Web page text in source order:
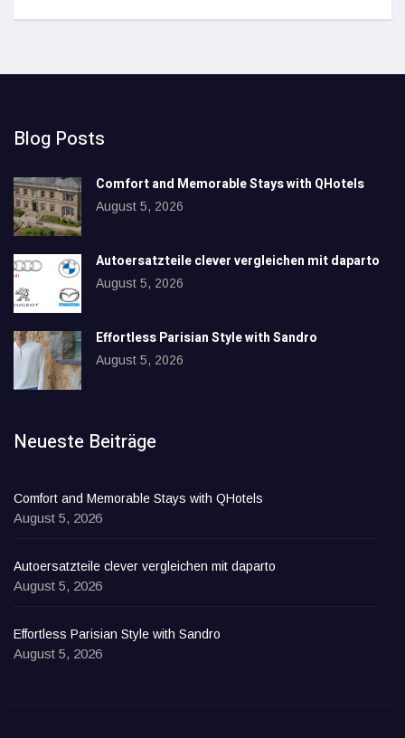
Blog Posts
Comfort and Memorable Stays with QHotels
August 5, 2026
Autoersatzteile clever vergleichen mit daparto
August 5, 2026
Effortless Parisian Style with Sandro
August 5, 2026
Neueste Beiträge
Comfort and Memorable Stays with QHotels
August 5, 2026
Autoersatzteile clever vergleichen mit daparto
August 5, 2026
Effortless Parisian Style with Sandro
August 5, 2026